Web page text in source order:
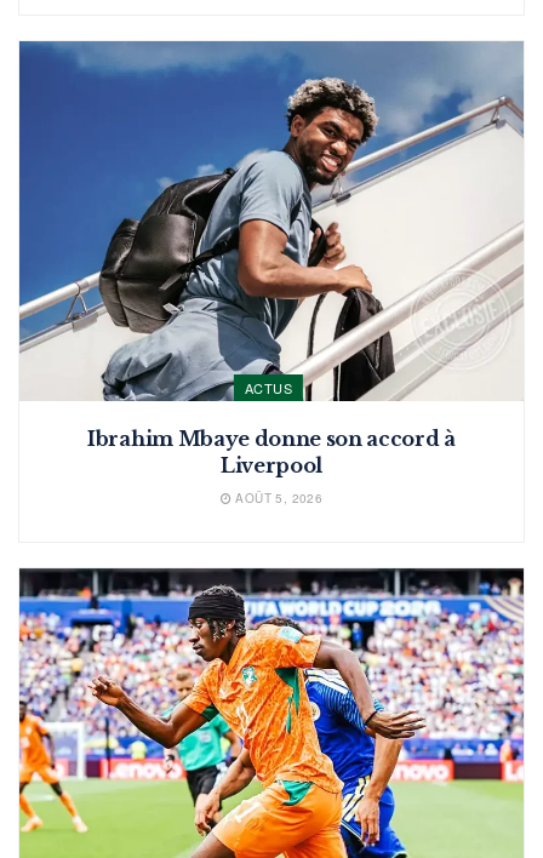
ACTUS
Ibrahim Mbaye donne son accord à
Liverpool
AOÛT 5, 2026